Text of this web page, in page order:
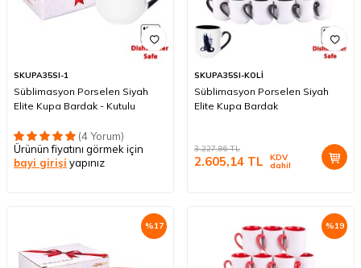
SKUPA35SI-1
Süblimasyon Porselen Siyah
Elite Kupa Bardak - Kutulu
(4 Yorum)
Ürünün fiyatını görmek için
bayi girişi yapınız
SKUPA35SI-KOLİ
Süblimasyon Porselen Siyah
Elite Kupa Bardak
3.227,86TL
2.605,14 TL KDV
dahil
%17 %19